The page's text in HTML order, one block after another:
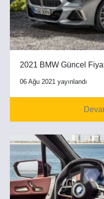
2021 BMW Güncel
06 Ağu 2021 yayınlandı